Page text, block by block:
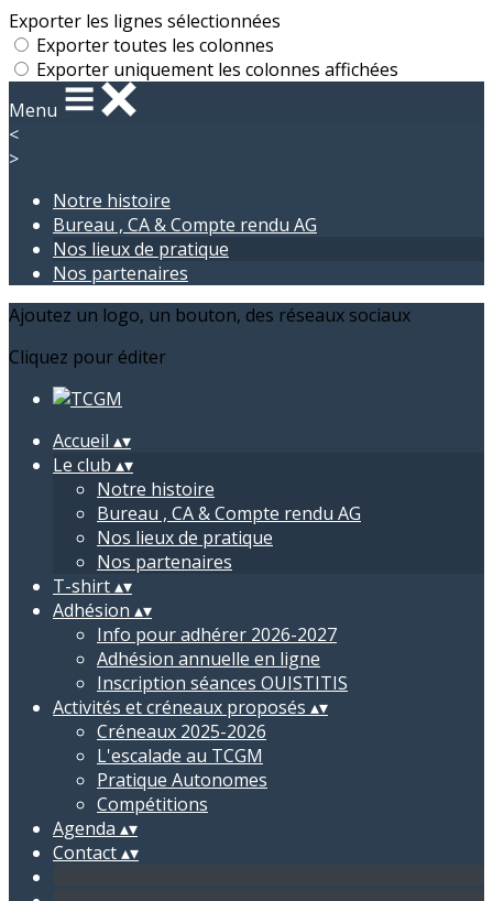
Exporter les lignes sélectionnées
Exporter toutes les colonnes
Exporter uniquement les colonnes affichées
Menu
<
>
Notre histoire
Bureau , CA & Compte rendu AG
Nos lieux de pratique
Nos partenaires
Ajoutez un logo, un bouton, des réseaux sociaux
Cliquez pour éditer
Accueil ▴▾
Le club ▴▾
Notre histoire
Bureau , CA & Compte rendu AG
Nos lieux de pratique
Nos partenaires
T-shirt▴▾
Adhésion ▴▾
Info pour adhérer 2026-2027
Adhésion annuelle en ligne
Inscription séances OUISTITIS
Activités et créneaux proposés ▴▾
Créneaux 2025-2026
L'escalade au TCGM
Pratique Autonomes
Compétitions
Agenda ▴▾
Contact▴▾